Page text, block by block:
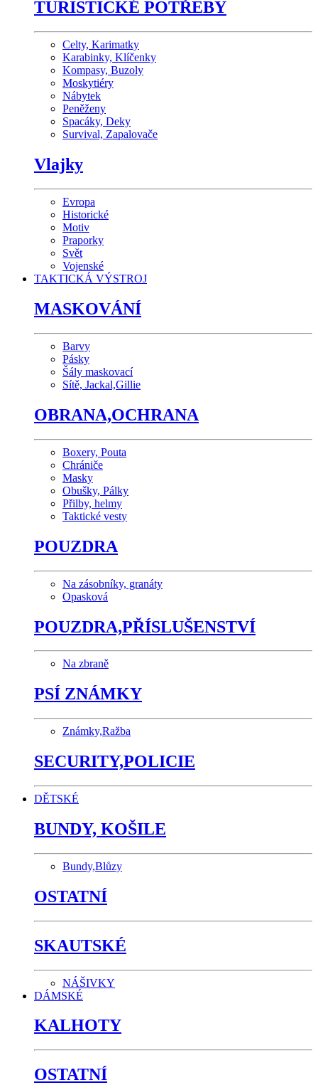
TURISTICKÉ POTŘEBY
Celty, Karimatky
Karabinky, Klíčenky
Kompasy, Buzoly
Moskytiéry
Nábytek
Peněženy
Spacáky, Deky
Survival, Zapalovače
Vlajky
Evropa
Historické
Motiv
Praporky
Svět
Vojenské
TAKTICKÁ VÝSTROJ
MASKOVÁNÍ
Barvy
Pásky
Šály maskovací
Sítě, Jackal,Gillie
OBRANA,OCHRANA
Boxery, Pouta
Chrániče
Masky
Obušky, Pálky
Přilby, helmy
Taktické vesty
POUZDRA
Na zásobníky, granáty
Opasková
POUZDRA,PŘÍSLUŠENSTVÍ
Na zbraně
PSÍ ZNÁMKY
Známky,Ražba
SECURITY,POLICIE
DĚTSKÉ
BUNDY, KOŠILE
Bundy,Blůzy
OSTATNÍ
SKAUTSKÉ
NÁŠIVKY
DÁMSKÉ
KALHOTY
OSTATNÍ